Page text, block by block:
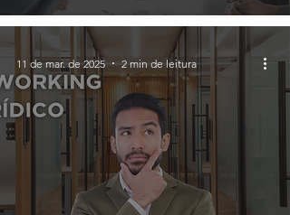
11 de mar. de 2025 2 min de leitura